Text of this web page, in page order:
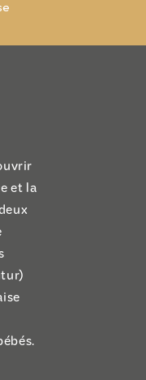
et la